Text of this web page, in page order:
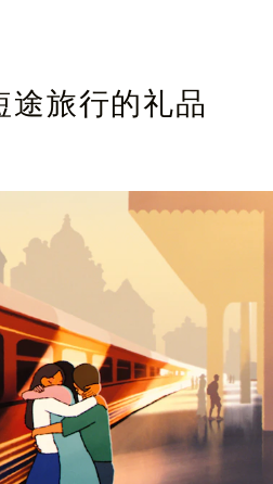
途旅行的礼品